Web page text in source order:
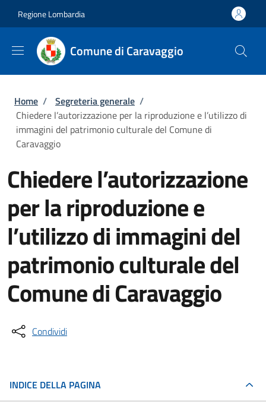
Regione Lombardia
Comune di Caravaggio
Briciole di pane
Home / Segreteria generale /
Chiedere l’autorizzazione per la riproduzione e l’utilizzo di
immagini del patrimonio culturale del Comune di
Caravaggio
Chiedere l’autorizzazione
per la riproduzione e
l’utilizzo di immagini del
patrimonio culturale del
Comune di Caravaggio
Condividi
INDICE DELLA PAGINA